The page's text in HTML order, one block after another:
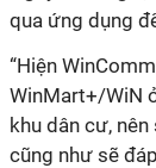
qua ứng dụng
“Hiện
WinMart+/WiN
khu dân cư,
cũng như sẽ